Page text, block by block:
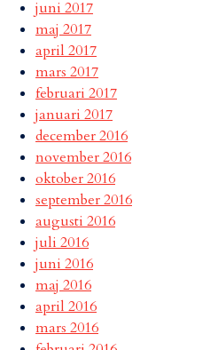
juni 2017
maj 2017
april 2017
mars 2017
februari 2017
januari 2017
december 2016
november 2016
oktober 2016
september 2016
augusti 2016
juli 2016
juni 2016
maj 2016
april 2016
mars 2016